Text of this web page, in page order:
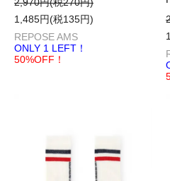
2,970円(税270円)
1,485円(税135円)
REPOSE AMS
ONLY 1 LEFT！
50%OFF！